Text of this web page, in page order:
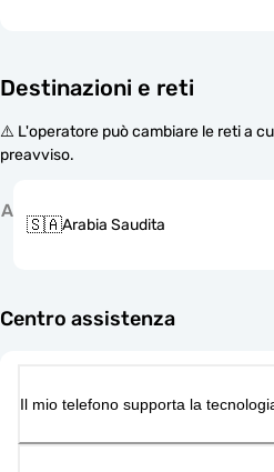
Destinazioni e reti
⚠️ L'operatore può cambiare le reti a
preavviso.
A
🇸🇦Arabia Saudita
Centro assistenza
Il mio telefono supporta la